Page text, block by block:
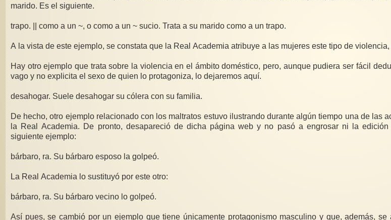
marido. Es el siguiente.
trapo. || como a un ~, o como a un ~ sucio. Trata a su marido como a un trapo.
A la vista de este ejemplo, se constata que la Real Academia atribuye a las mujeres este tipo de
Hay otro ejemplo que trata sobre la violencia en el ámbito doméstico, pero, aunque pudiera ser fácil
vago y no explicita el sexo de quien lo protagoniza, lo dejaremos aquí.
desahogar. Suele desahogar su cólera con su familia.
De hecho, otro ejemplo relacionado con los maltratos estuvo ilustrando durante algún tiempo una de
la Real Academia. De pronto, desapareció de dicha página web y no pasó a engrosar ni la
siguiente ejemplo:
bárbaro, ra. Su bárbaro esposo la golpeó.
La Real Academia lo sustituyó por este otro:
bárbaro, ra. Su bárbaro vecino lo golpeó.
Así pues, se cambió por un ejemplo que tiene únicamente protagonismo masculino y que, además,